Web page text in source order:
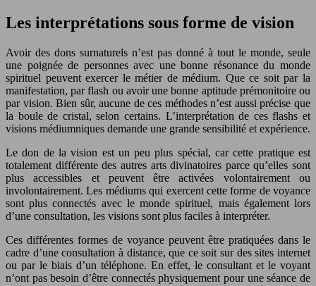
Les interprétations sous forme de vision
Avoir des dons surnaturels n’est pas donné à tout le monde, seule
une poignée de personnes avec une bonne résonance du monde
spirituel peuvent exercer le métier de médium. Que ce soit par la
manifestation, par flash ou avoir une bonne aptitude prémonitoire ou
par vision. Bien sûr, aucune de ces méthodes n’est aussi précise que
la boule de cristal, selon certains. L’interprétation de ces flashs et
visions médiumniques demande une grande sensibilité et expérience.
Le don de la vision est un peu plus spécial, car cette pratique est
totalement différente des autres arts divinatoires parce qu’elles sont
plus accessibles et peuvent être activées volontairement ou
involontairement. Les médiums qui exercent cette forme de voyance
sont plus connectés avec le monde spirituel, mais également lors
d’une consultation, les visions sont plus faciles à interpréter.
Ces différentes formes de voyance peuvent être pratiquées dans le
cadre d’une consultation à distance, que ce soit sur des sites internet
ou par le biais d’un téléphone. En effet, le consultant et le voyant
n’ont pas besoin d’être connectés physiquement pour une séance de